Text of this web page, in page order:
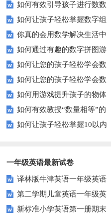
复杂数学问题？
如何有效引导孩子进行数数
练习？家长必看的五大技巧
如何让孩子轻松掌握数字组
成的奥秘？
你真的会用数学解决生活中
的难题吗？
如何通过有趣的数字拼图游
戏提升孩子的数学能力？
如何让您的孩子轻松学会数
字大小比较？
如何让您的孩子轻松学会数
字大小比较？
如何用游戏提升孩子的物体
数量比较能力？
如何有效教授“数量相等”的
概念？——提升孩子的数学思维
如何让孩子轻松掌握10以内
一年级英语最新试卷
译林版牛津英语一年级英语
1AB测试卷
第二学期儿童英语一年级英
语期末试卷
新标准小学英语第一册期末